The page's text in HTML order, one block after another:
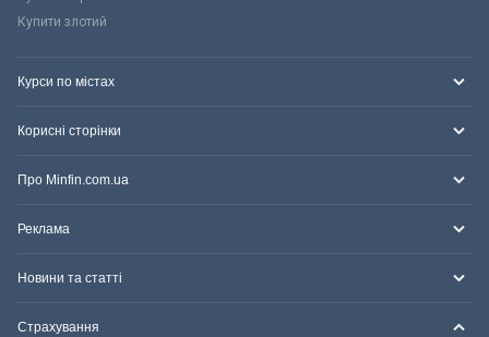
Купити злотий
Курси по містах
Корисні сторінки
Про Minfin.com.ua
Реклама
Новини та статті
Страхування